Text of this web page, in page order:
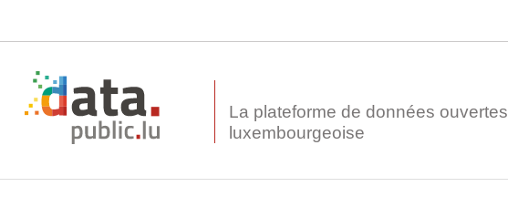
La plateforme de données ouvertes